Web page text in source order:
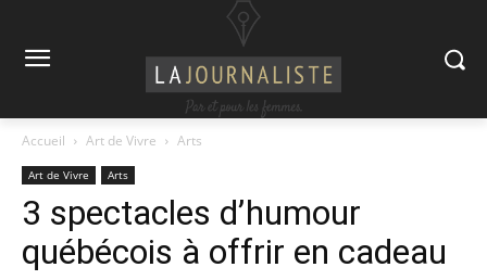
Accueil Art de Vivre Arts
Art de Vivre Arts
3 spectacles d’humour
québécois à offrir en cadeau